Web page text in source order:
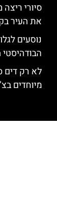
סיורי ריצה
את העיר
נוסעים
הבודהיסטי Chuang Yen מניו יורק
לא רק דים
מיוחדים